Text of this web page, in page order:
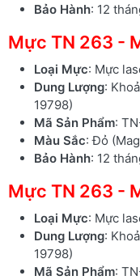
Bảo Hành: 12
Mực TN 263 -
Loại Mực: Mực
Dung Lượng:
19798)
Mã Sản Phẩm:
Màu Sắc: Đỏ
Bảo Hành: 12
Mực TN 263 -
Loại Mực: Mực
Dung Lượng:
19798)
Mã Sản Phẩm: